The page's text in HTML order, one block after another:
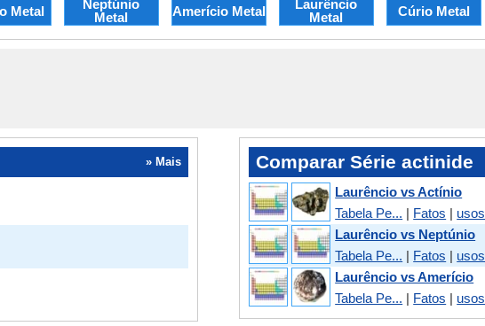
Metal
Neptúnio
Metal
Amerício Metal
Laurêncio
Metal
Cúrio Metal
» Mais Comparar Série actinide
Laurêncio vs Actínio
Tabela Pe... | Fatos | usos
Laurêncio vs Neptúnio
Tabela Pe... | Fatos | usos
Laurêncio vs Amerício
Tabela Pe... | Fatos | usos